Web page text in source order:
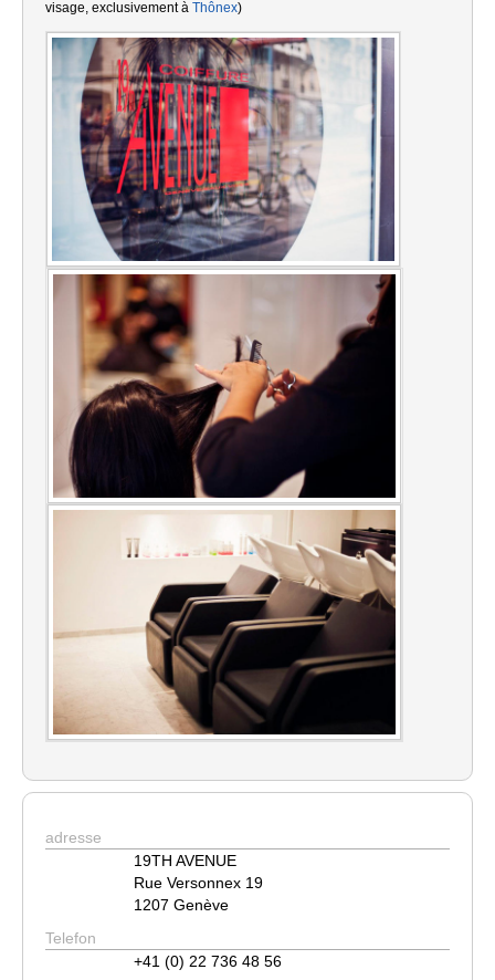
visage, exclusivement à Thônex)
adresse
19TH AVENUE
Rue Versonnex 19
1207 Genève
Telefon
+41 (0) 22 736 48 56